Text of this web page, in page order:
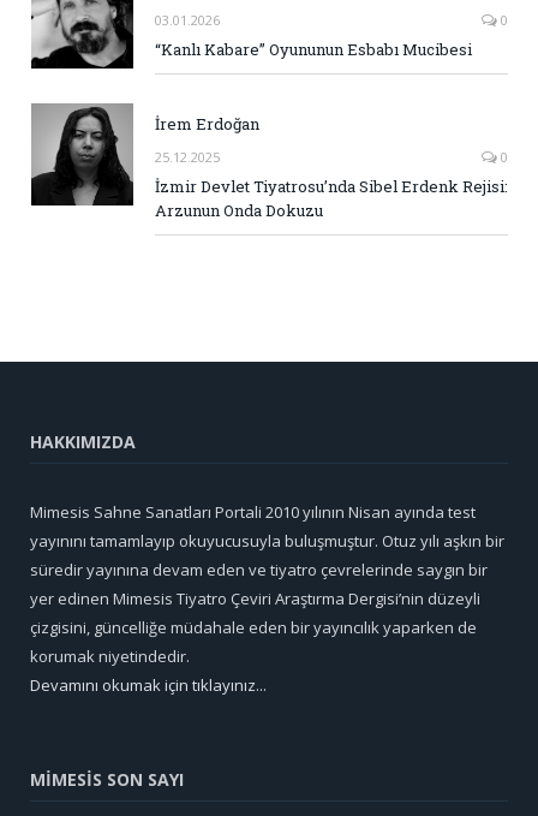
03.01.2026 0
“Kanlı Kabare” Oyununun Esbabı Mucibesi
İrem Erdoğan
25.12.2025 0
İzmir Devlet Tiyatrosu’nda Sibel Erdenk Rejisi:
Arzunun Onda Dokuzu
HAKKIMIZDA
Mimesis Sahne Sanatları Portali 2010 yılının Nisan ayında test
yayınını tamamlayıp okuyucusuyla buluşmuştur. Otuz yılı aşkın bir
süredir yayınına devam eden ve tiyatro çevrelerinde saygın bir
yer edinen Mimesis Tiyatro Çeviri Araştırma Dergisi’nin düzeyli
çizgisini, güncelliğe müdahale eden bir yayıncılık yaparken de
korumak niyetindedir.
Devamını okumak için tıklayınız...
MİMESİS SON SAYI